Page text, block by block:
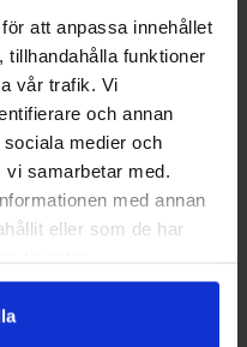
att anpassa innehållet
tillhandahålla funktioner
vår trafik. Vi
och annan
medier och
vi samarbetar med.
med annan
eller som de har
AB för rådgivning och
eller professionell
vänder dig till en
snabba frågor om
modellinformation
vi med förslag på